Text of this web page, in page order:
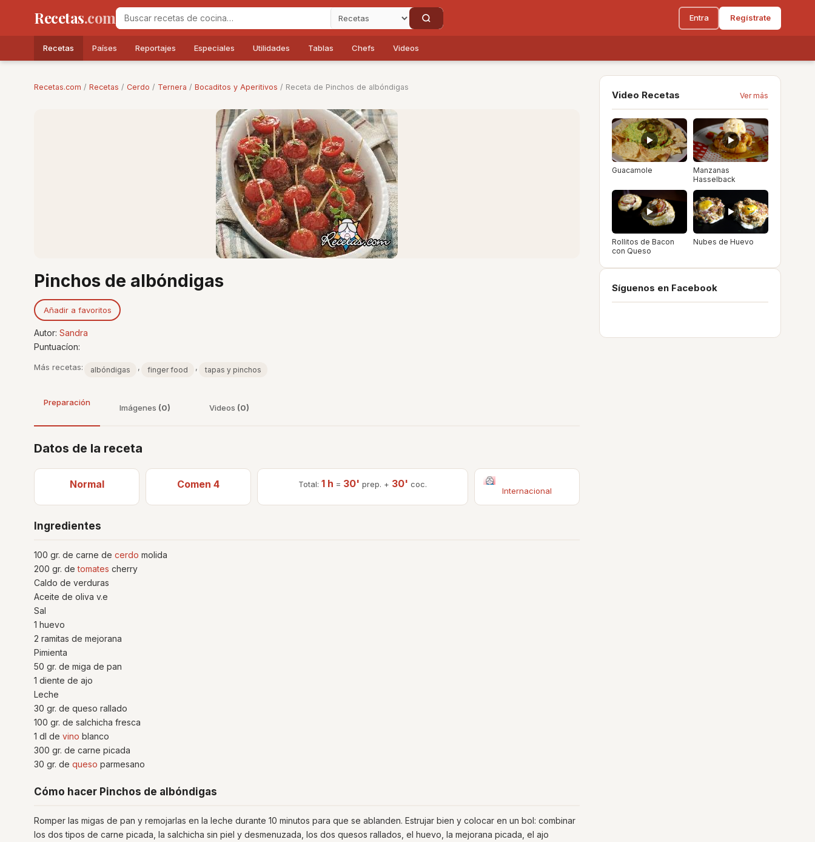
Recetas.com Entra Regístrate
Recetas Países Reportajes Especiales Utilidades Tablas Chefs Videos
Recetas.com / Recetas / Cerdo / Ternera / Bocaditos y Aperitivos / Receta de Pinchos de albóndigas
Pinchos de albóndigas
Añadir a favoritos
Autor: Sandra
Puntuacíon:
Más recetas: albóndigas , finger food , tapas y pinchos
Preparación
Imágenes (0) Videos (0)
Datos de la receta
Normal Comen 4 Total: 1 h = 30' prep. + 30' coc.
Internacional
Ingredientes
100 gr. de carne de cerdo molida
200 gr. detomates cherry
Caldo de verduras
Aceite de oliva v.e
Sal
1 huevo
2 ramitas de mejorana
Pimienta
50 gr. de miga de pan
1 diente de ajo
Leche
30 gr. de queso rallado
100 gr. de salchicha fresca
1 dl de vino blanco
300 gr. de carne picada
30 gr. de queso parmesano
Cómo hacer Pinchos de albóndigas
Romper las migas de pan y remojarlas en la leche durante 10 minutos para que se ablanden. Estrujar bien y colocar en un bol: combinar
los dos tipos de carne picada, la salchicha sin piel y desmenuzada, los dos quesos rallados, el huevo, la mejorana picada, el ajo
Video Recetas Ver más
Guacamole
Manzanas
Hasselback
Rollitos de Bacon
con Queso
Nubes de Huevo
Síguenos en Facebook